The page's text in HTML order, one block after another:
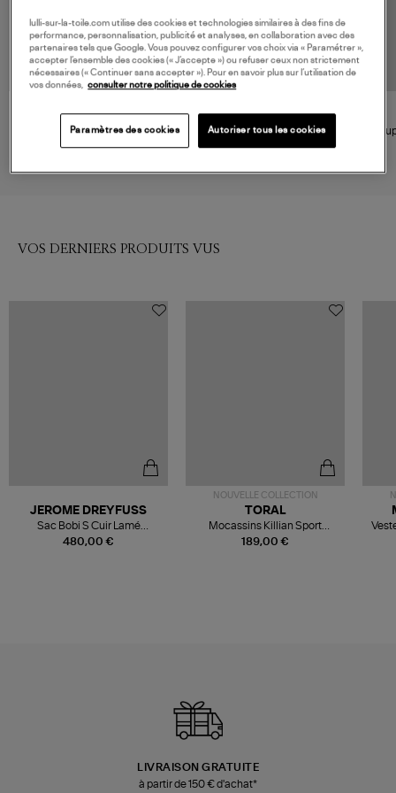
140,00 €
MAIÔ PARIS
Jupe India Noir
100,00 €
SAMSOE SAMSOE
Jupe Mi-Longue Uma Night
VOS DERNIERS PRODUITS VUS
480,00 €
JEROME DREYFUSS
Sac Bobi S Cuir Lamé
Champagne
NOUVELLE COLLECTION
189,00 €
TORAL
Mocassins Killian Sport
Mousse
LIVRAISON GRATUITE
à partir de 150 € d'achat*
lulli-sur-la-toile.com utilise des cookies et technologies similaires à des fins de
performance, personnalisation, publicité et analyses, en collaboration avec des
partenaires tels que Google. Vous pouvez configurer vos choix via « Paramétrer »,
accepter l’ensemble des cookies (« J’accepte ») ou refuser ceux non strictement
nécessaires (« Continuer sans accepter »). Pour en savoir plus sur l’utilisation de
vos données, consulter notre politique de cookies
Paramètres des cookies Autoriser tous les cookies